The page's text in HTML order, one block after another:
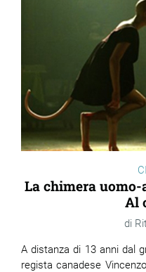
La chimera
Al
A distanza di 13 anni dal
regista canadese